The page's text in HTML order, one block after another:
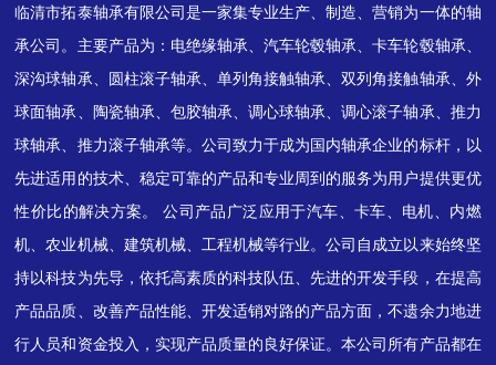
临清市拓泰轴承有限公司是一家集专业生产、制造、营销为一体的轴
承公司。主要产品为：电绝缘轴承、汽车轮毂轴承、卡车轮毂轴承、
深沟球轴承、圆柱滚子轴承、单列角接触轴承、双列角接触轴承、外
球面轴承、陶瓷轴承、包胶轴承、调心球轴承、调心滚子轴承、推力
球轴承、推力滚子轴承等。公司致力于成为国内轴承企业的标杆，以
先进适用的技术、稳定可靠的产品和专业周到的服务为用户提供更优
性价比的解决方案。 公司产品广泛应用于汽车、卡车、电机、内燃
机、农业机械、建筑机械、工程机械等行业。公司自成立以来始终坚
持以科技为先导，依托高素质的科技队伍、先进的开发手段，在提高
产品品质、改善产品性能、开发适销对路的产品方面，不遗余力地进
行人员和资金投入，实现产品质量的良好保证。本公司所有产品都在